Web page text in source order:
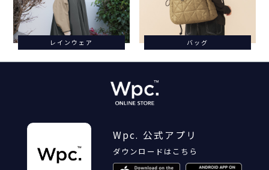
レインウェア バッグ
Wpc. 公式アプリ
ダウンロードはこちら